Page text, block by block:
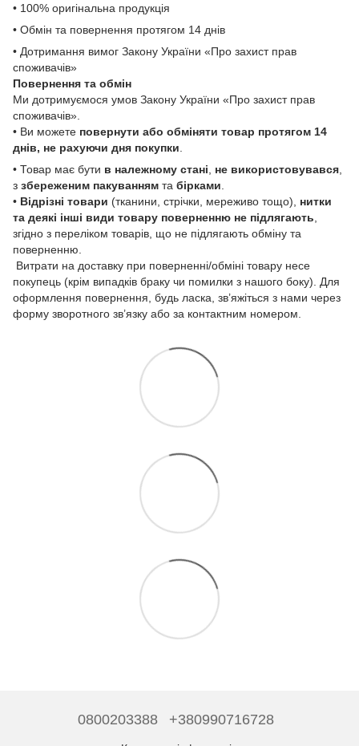
• 100% оригінальна продукція
• Обмін та повернення протягом 14 днів
• Дотримання вимог Закону України «Про захист прав
споживачів»
Повернення та обмін
Ми дотримуємося умов Закону України «Про захист прав
споживачів».
• Ви можете повернути або обміняти товар протягом 14
днів, не рахуючи дня покупки
• Товар має бути в належному стані не використовувався
з збереженим пакуванням та бірками
• Відрізні товари (тканини, стрічки, мереживо тощо), нитки
та деякі інші види товару поверненню не підлягають
згідно з переліком товарів, що не підлягають обміну та
поверненню.
Витрати на доставку при поверненні/обміні товару несе
покупець (крім випадків браку чи помилки з нашого боку). Для
оформлення повернення, будь ласка, зв’яжіться з нами через
форму зворотного зв’язку або за контактним номером.
0800203388 +380990716728